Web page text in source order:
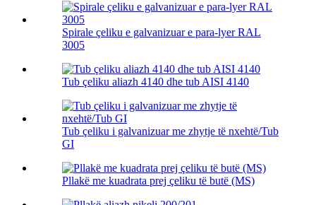
Spirale çeliku e galvanizuar e para-lyer RAL
3005
Tub çeliku aliazh 4140 dhe tub AISI 4140
Tub çeliku i galvanizuar me zhytje të nxehtë/Tub
GI
Pllakë me kuadrata prej çeliku të butë (MS)